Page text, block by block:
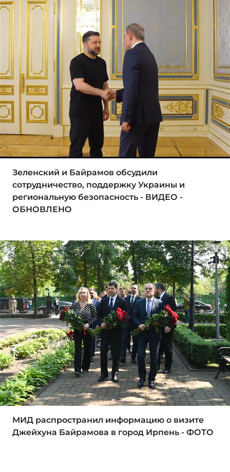
Зеленский и Байрамов обсудили
сотрудничество, поддержку Украины и
региональную безопасность - ВИДЕО -
ОБНОВЛЕНО
МИД распространил информацию о визите
Джейхуна Байрамова в город Ирпень - ФОТО